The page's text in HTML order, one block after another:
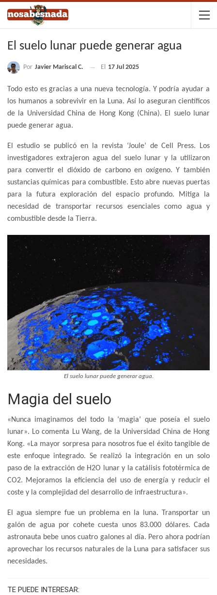
El suelo lunar puede generar agua
Por Javier Mariscal C. El 17 Jul 2025
Todo esto es gracias a una nueva tecnología. Y podría ayudar a
los humanos a sobrevivir en la Luna. Así lo aseguran científicos
de la Universidad China de Hong Kong (China). El suelo lunar
puede generar agua.
El estudio se publicó en la revista ‘Joule’ de Cell Press. Los
investigadores extrajeron agua del suelo lunar y la utilizaron
para convertir el dióxido de carbono en oxígeno. Y también
sustancias químicas para combustible. Esto abre nuevas puertas
para la futura exploración del espacio profundo. Mitiga la
necesidad de transportar recursos esenciales como agua y
combustible desde la Tierra.
El suelo lunar puede generar agua.
Magia del suelo
«Nunca imaginamos del todo la ‘magia’ que poseía el suelo
lunar». Lo comenta Lu Wang, de la Universidad China de Hong
Kong. «La mayor sorpresa para nosotros fue el éxito tangible de
este enfoque integrado. Se realizó la integración en un solo
paso de la extracción de H2O lunar y la catálisis fototérmica de
CO2. Mejoramos la eficiencia del uso de energía y reducir el
coste y la complejidad del desarrollo de infraestructura».
El agua siempre fue un problema en la luna. Transportar un
galón de agua por cohete cuesta unos 83.000 dólares. Cada
astronauta bebe unos cuatro galones al día. Pero ahora podrían
aprovechar los recursos naturales de la Luna para satisfacer sus
necesidades.
TE PUEDE INTERESAR: